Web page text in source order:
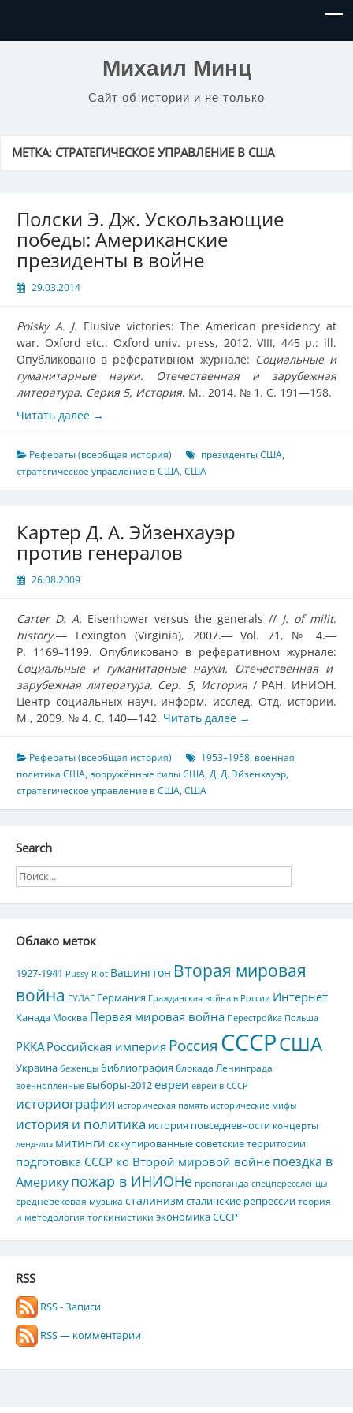
Михаил Минц
Сайт об истории и не только
МЕТКА: СТРАТЕГИЧЕСКОЕ УПРАВЛЕНИЕ В США
Полски Э. Дж. Ускользающие
победы: Американские
президенты в войне
29.03.2014
Polsky A. J. Elusive victories: The American presidency at
war. Oxford etc.: Oxford univ. press, 2012. VIII, 445 p.: ill.
Опубликовано в реферативном журнале: Социальные и
гуманитарные науки. Отечественная и зарубежная
литература. Серия 5, История. М., 2014. № 1. С. 191—198.
Читать далее →
Рефераты (всеобщая история) президенты США,
стратегическое управление в США,США
Картер Д. А. Эйзенхауэр
против генералов
26.08.2009
Carter D. A. Eisenhower versus the generals // J. of milit.
history.― Lexington (Virginia), 2007.― Vol. 71, № 4.―
P. 1169–1199. Опубликовано в реферативном журнале:
Социальные и гуманитарные науки. Отечественная и
зарубежная литература. Сер. 5, История / РАН. ИНИОН.
Центр социальных науч.-информ. исслед. Отд. истории.
М., 2009. № 4. С. 140—142. Читать далее →
Рефераты (всеобщая история) 1953–1958, военная
политика США, вооружённые силы США,Д. Д. Эйзенхауэр,
стратегическое управление в США,США
Search
Облако меток
1927-1941 Pussy Riot Вашингтон Вторая мировая
война ГУЛАГ Германия Гражданская война в России Интернет
Канада Москва Первая мировая война Перестройка Польша
РККА Российская империя Россия СССРСША
Украина беженцы библиография блокада Ленинграда
военнопленные выборы-2012евреи евреи в СССР
историография историческая память исторические мифы
история и политика история повседневности концерты
ленд-лиз митинги оккупированные советские территории
подготовка СССР ко Второй мировой войнепоездка в
Америкупожар в ИНИОНе пропаганда спецпереселенцы
средневековая музыка сталинизмсталинские репрессиитеория
и методология толкинистики экономика СССР
RSS
RSS - Записи
RSS — комментарии